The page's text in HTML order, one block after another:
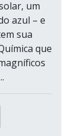
um
azul – e
sua
que